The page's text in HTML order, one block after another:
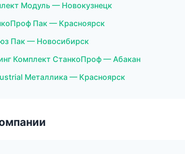
Модуль — Новокузнецк
Пак — Красноярск
Пак — Новосибирск
Комплект СтанкоПроф — Абакан
Металлика — Красноярск